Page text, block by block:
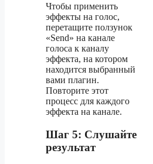
Чтобы применить
эффекты на голос,
перетащите ползунок
«Send» на канале
голоса к каналу
эффекта, на котором
находится выбранный
вами плагин.
Повторите этот
процесс для каждого
эффекта на канале.
Шаг 5: Слушайте
результат